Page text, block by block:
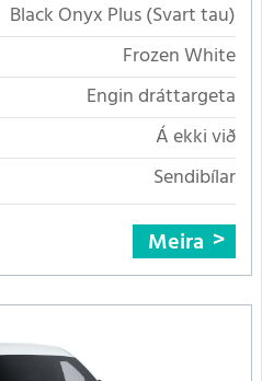
Black Onyx Plus (Svart tau)
Frozen White
Engin dráttargeta
Á ekki við
Sendibílar
Meira